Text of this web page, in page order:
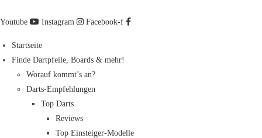
Inhalt
Youtube Instagram Facebook-f
Startseite
Finde Dartpfeile, Boards & mehr!
Worauf kommt’s an?
Darts-Empfehlungen
Top Darts
Reviews
Top Einsteiger-Modelle